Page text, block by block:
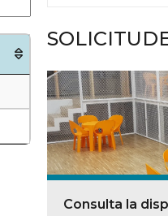
Consulta la